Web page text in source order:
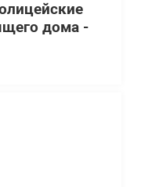
дома -